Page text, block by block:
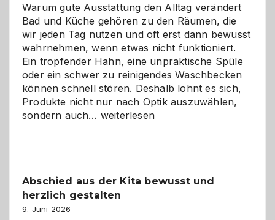
Warum gute Ausstattung den Alltag verändert
Bad und Küche gehören zu den Räumen, die
wir jeden Tag nutzen und oft erst dann bewusst
wahrnehmen, wenn etwas nicht funktioniert.
Ein tropfender Hahn, eine unpraktische Spüle
oder ein schwer zu reinigendes Waschbecken
können schnell stören. Deshalb lohnt es sich,
Produkte nicht nur nach Optik auszuwählen,
sondern auch… Bad
verstehen
weiterlesen
Abschied aus der Kita bewusst und
herzlich gestalten
9. Juni 2026